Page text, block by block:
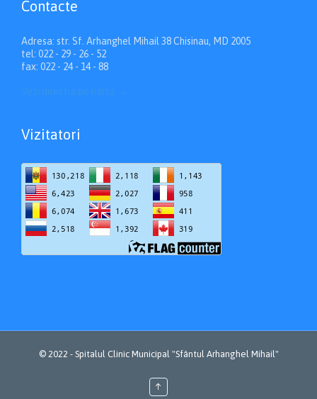
Contacte
Adresa: str. Sf. Arhanghel Mihail 38 Chisinau, MD 2005
tel: 022 - 29 - 26 - 52
fax: 022 - 24 - 14 - 88
Vizitatori
© 2022 - Spitalul Clinic Municipal "Sfântul Arhanghel Mihail"
↑